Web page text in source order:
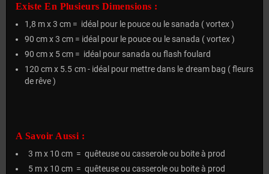
Existe En Plusieurs Dimensions :
1,8 m x 3 cm = idéal pour le pouce ou le sanada ( vortex )
90 cm x 3 cm = idéal pour le pouce ou le sanada ( vortex )
90 cm x 5 cm = idéal pour sanada ou flash foulard
120 cm x 5.5 cm - idéal pour mettre dans le dream bag ( fleurs
de rêve )
A Savoir Aussi :
3 m x 10 cm = quêteuse ou casserole ou boite à prod
5 m x 10 cm = quêteuse ou casserole ou boite à prod